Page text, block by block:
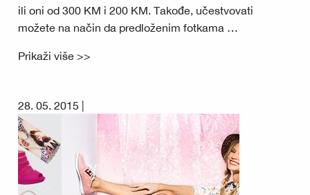
ili oni od 300 KM i 200 KM. Takođe, učestvovati
možete na način da predloženim fotkama …
Prikaži više >>
28. 05. 2015 |